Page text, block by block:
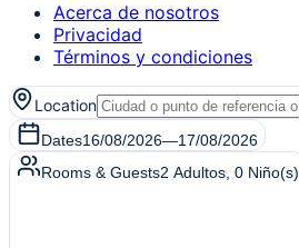
Acerca de nosotros
Privacidad
Términos y condiciones
Location
Dates16/08/2026—17/08/2026
Rooms & Guests2 Adultos 0 Niño(s)